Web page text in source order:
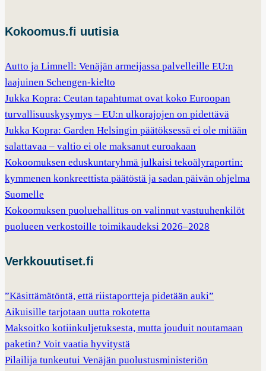
Kokoomus.fi uutisia
Autto ja Limnell: Venäjän armeijassa palvelleille EU:n
laajuinen Schengen-kielto
Jukka Kopra: Ceutan tapahtumat ovat koko Euroopan
turvallisuuskysymys – EU:n ulkorajojen on pidettävä
Jukka Kopra: Garden Helsingin päätöksessä ei ole mitään
salattavaa – valtio ei ole maksanut euroakaan
Kokoomuksen eduskuntaryhmä julkaisi tekoälyraportin:
kymmenen konkreettista päätöstä ja sadan päivän ohjelma
Suomelle
Kokoomuksen puoluehallitus on valinnut vastuuhenkilöt
puolueen verkostoille toimikaudeksi 2026–2028
Verkkouutiset.fi
”Käsittämätöntä, että riistaportteja pidetään auki”
Aikuisille tarjotaan uutta rokotetta
Maksoitko kotiinkuljetuksesta, mutta jouduit noutamaan
paketin? Voit vaatia hyvitystä
Pilailija tunkeutui Venäjän puolustusministeriön